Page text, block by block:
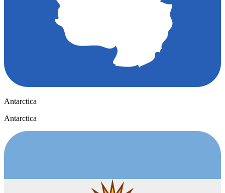
Antarctica
Antarctica